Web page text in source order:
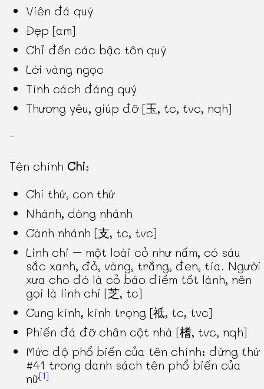
Viên đá quý
Đẹp [am]
Chỉ đến các bậc tôn quý
Lời vàng ngọc
Tính cách đáng quý
Thương yêu, giúp đỡ [玉, tc, tvc, nqh]
-
Tên chínhChi:
Chi thứ, con thứ
Nhánh, dòng nhánh
Cành nhánh [支, tc, tvc]
Linh chi – một loài cỏ như nấm, có sáu
sắc xanh, đỏ, vàng, trắng, đen, tía. Người
xưa cho đó là cỏ báo điềm tốt lành, nên
gọi là linh chi [芝, tc]
Cung kính, kính trọng [祗, tc, tvc]
Phiến đá đỡ chân cột nhà [榰, tvc, nqh]
Mức độ phổ biến của tên chính: đứng thứ
#41 trong danh sách tên phổ biến của
nữ[1]